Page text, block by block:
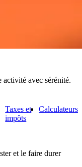
avec sérénité.
Taxes et
impôts
Calculateurs
et le faire durer